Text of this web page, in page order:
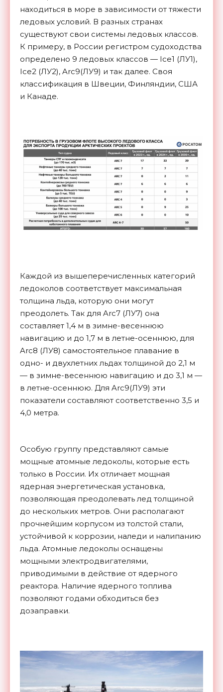
находиться в море в зависимости от тяжести
ледовых условий. В разных странах
существуют свои системы ледовых классов.
К примеру, в России регистром судоходства
определено 9 ледовых классов — Ice1 (ЛУ1),
Ice2 (ЛУ2), Arc9(ЛУ9) и так далее. Своя
классификация в Швеции, Финляндии, США
и Канаде.
Каждой из вышеперечисленных категорий
ледоколов соответствует максимальная
толщина льда, которую они могут
преодолеть. Так для Arc7 (ЛУ7) она
составляет 1,4 м в зимне-весеннюю
навигацию и до 1,7 м в летне-осеннюю, для
Arc8 (ЛУ8) самостоятельное плавание в
одно- и двухлетних льдах толщиной до 2,1 м
— в зимне-весеннюю навигацию и до 3,1 м —
в летне-осеннюю. Для Arc9(ЛУ9) эти
показатели составляют соответственно 3,5 и
4,0 метра.
Особую группу представляют самые
мощные атомные ледоколы, которые есть
только в России. Их отличает мощная
ядерная энергетическая установка,
позволяющая преодолевать лед толщиной
до нескольких метров. Они располагают
прочнейшим корпусом из толстой стали,
устойчивой к коррозии, наледи и налипанию
льда. Атомные ледоколы оснащены
мощными электродвигателями,
приводимыми в действие от ядерного
реактора. Наличие ядерного топлива
позволяют годами обходиться без
дозаправки.